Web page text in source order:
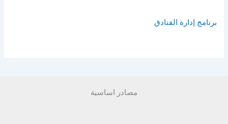
برنامج إدارة الفنادق
مصادر اساسية